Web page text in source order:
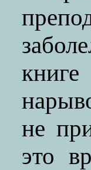
не
это